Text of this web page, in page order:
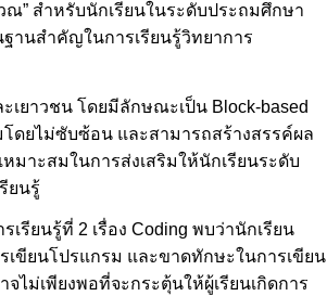
ณ” สำหรับนักเรียนในระดับประถมศึกษา
ฐานสำคัญในการเรียนรู้วิทยาการ
ยาวชน โดยมีลักษณะเป็น Block-based
โดยไม่ซับซ้อน และสามารถสร้างสรรค์ผล
มาะสมในการส่งเสริมให้นักเรียนระดับ
ยนรู้
รียนรู้ที่ 2 เรื่อง Coding พบว่านักเรียน
ขียนโปรแกรม และขาดทักษะในการเขียน
ไม่เพียงพอที่จะกระตุ้นให้ผู้เรียนเกิดการ